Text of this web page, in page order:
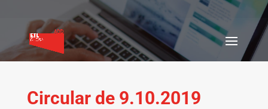
Circular de 9.10.2019